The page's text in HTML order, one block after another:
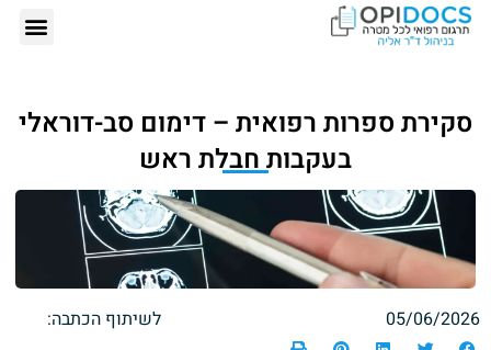
סקירת ספרות רפואית – דימום סב-דוראלי
בעקבות חבלת ראש
05/06/2026 לשיתוף הכתבה: